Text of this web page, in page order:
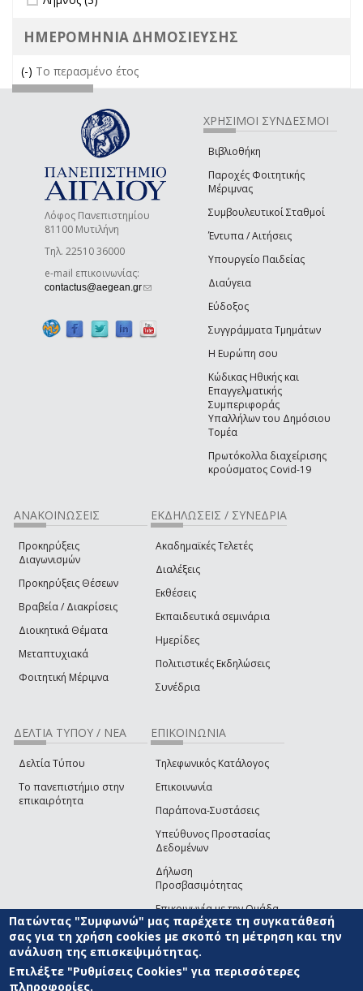
ΗΜΕΡΟΜΗΝΙΑ ΔΗΜΟΣΙΕΥΣΗΣ
(-) Remove Το περασμένο έτος filter
Το περασμένο έτος
Λόφος Πανεπιστημίου
81100 Μυτιλήνη
Τηλ. 22510 36000
e-mail επικοινωνίας:
contactus@aegean.gr(link sends e-mail)
ΧΡΗΣΙΜΟΙ ΣΥΝΔΕΣΜΟΙ
Βιβλιοθήκη
Παροχές Φοιτητικής
Μέριμνας
Συμβουλευτικοί Σταθμοί
Έντυπα / Αιτήσεις
Υπουργείο Παιδείας
Διαύγεια
Εύδοξος
Συγγράμματα Τμημάτων
Η Ευρώπη σου
Κώδικας Ηθικής και
Επαγγελματικής
Συμπεριφοράς
Υπαλλήλων του Δημόσιου
Τομέα
Πρωτόκολλα διαχείρισης
κρούσματος Covid-19
ΑΝΑΚΟΙΝΩΣΕΙΣ
Προκηρύξεις
Διαγωνισμών
Προκηρύξεις Θέσεων
Βραβεία / Διακρίσεις
Διοικητικά Θέματα
Μεταπτυχιακά
Φοιτητική Μέριμνα
ΕΚΔΗΛΩΣΕΙΣ / ΣΥΝΕΔΡΙΑ
Ακαδημαϊκές Τελετές
Διαλέξεις
Εκθέσεις
Εκπαιδευτικά σεμινάρια
Ημερίδες
Πολιτιστικές Εκδηλώσεις
Συνέδρια
ΔΕΛΤΙΑ ΤΥΠΟΥ / ΝΕΑ
Δελτία Τύπου
Το πανεπιστήμιο στην
επικαιρότητα
ΕΠΙΚΟΙΝΩΝΙΑ
Τηλεφωνικός Κατάλογος
Επικοινωνία
Παράπονα-Συστάσεις
Υπεύθυνος Προστασίας
Δεδομένων
Δήλωση
Προσβασιμότητας
Επικοινωνία με την Ομάδα
Ανάπτυξης του site(link sends e-mail)
© ΠΑΝΕΠΙΣΤΗΜΙΟ ΑΙΓΑΙΟΥ ΟΡΟΙ ΧΡΗΣΗΣ
ΑΝΑΠΤΥΞΗΣ
Πατώντας "Συμφωνώ" μας παρέχετε τη συγκατάθεσή
σας για τη χρήση cookies με σκοπό τη μέτρηση και την
ανάλυση της επισκεψιμότητας.
Επιλέξτε "Ρυθμίσεις Cookies" για περισσότερες
πληροφορίες.